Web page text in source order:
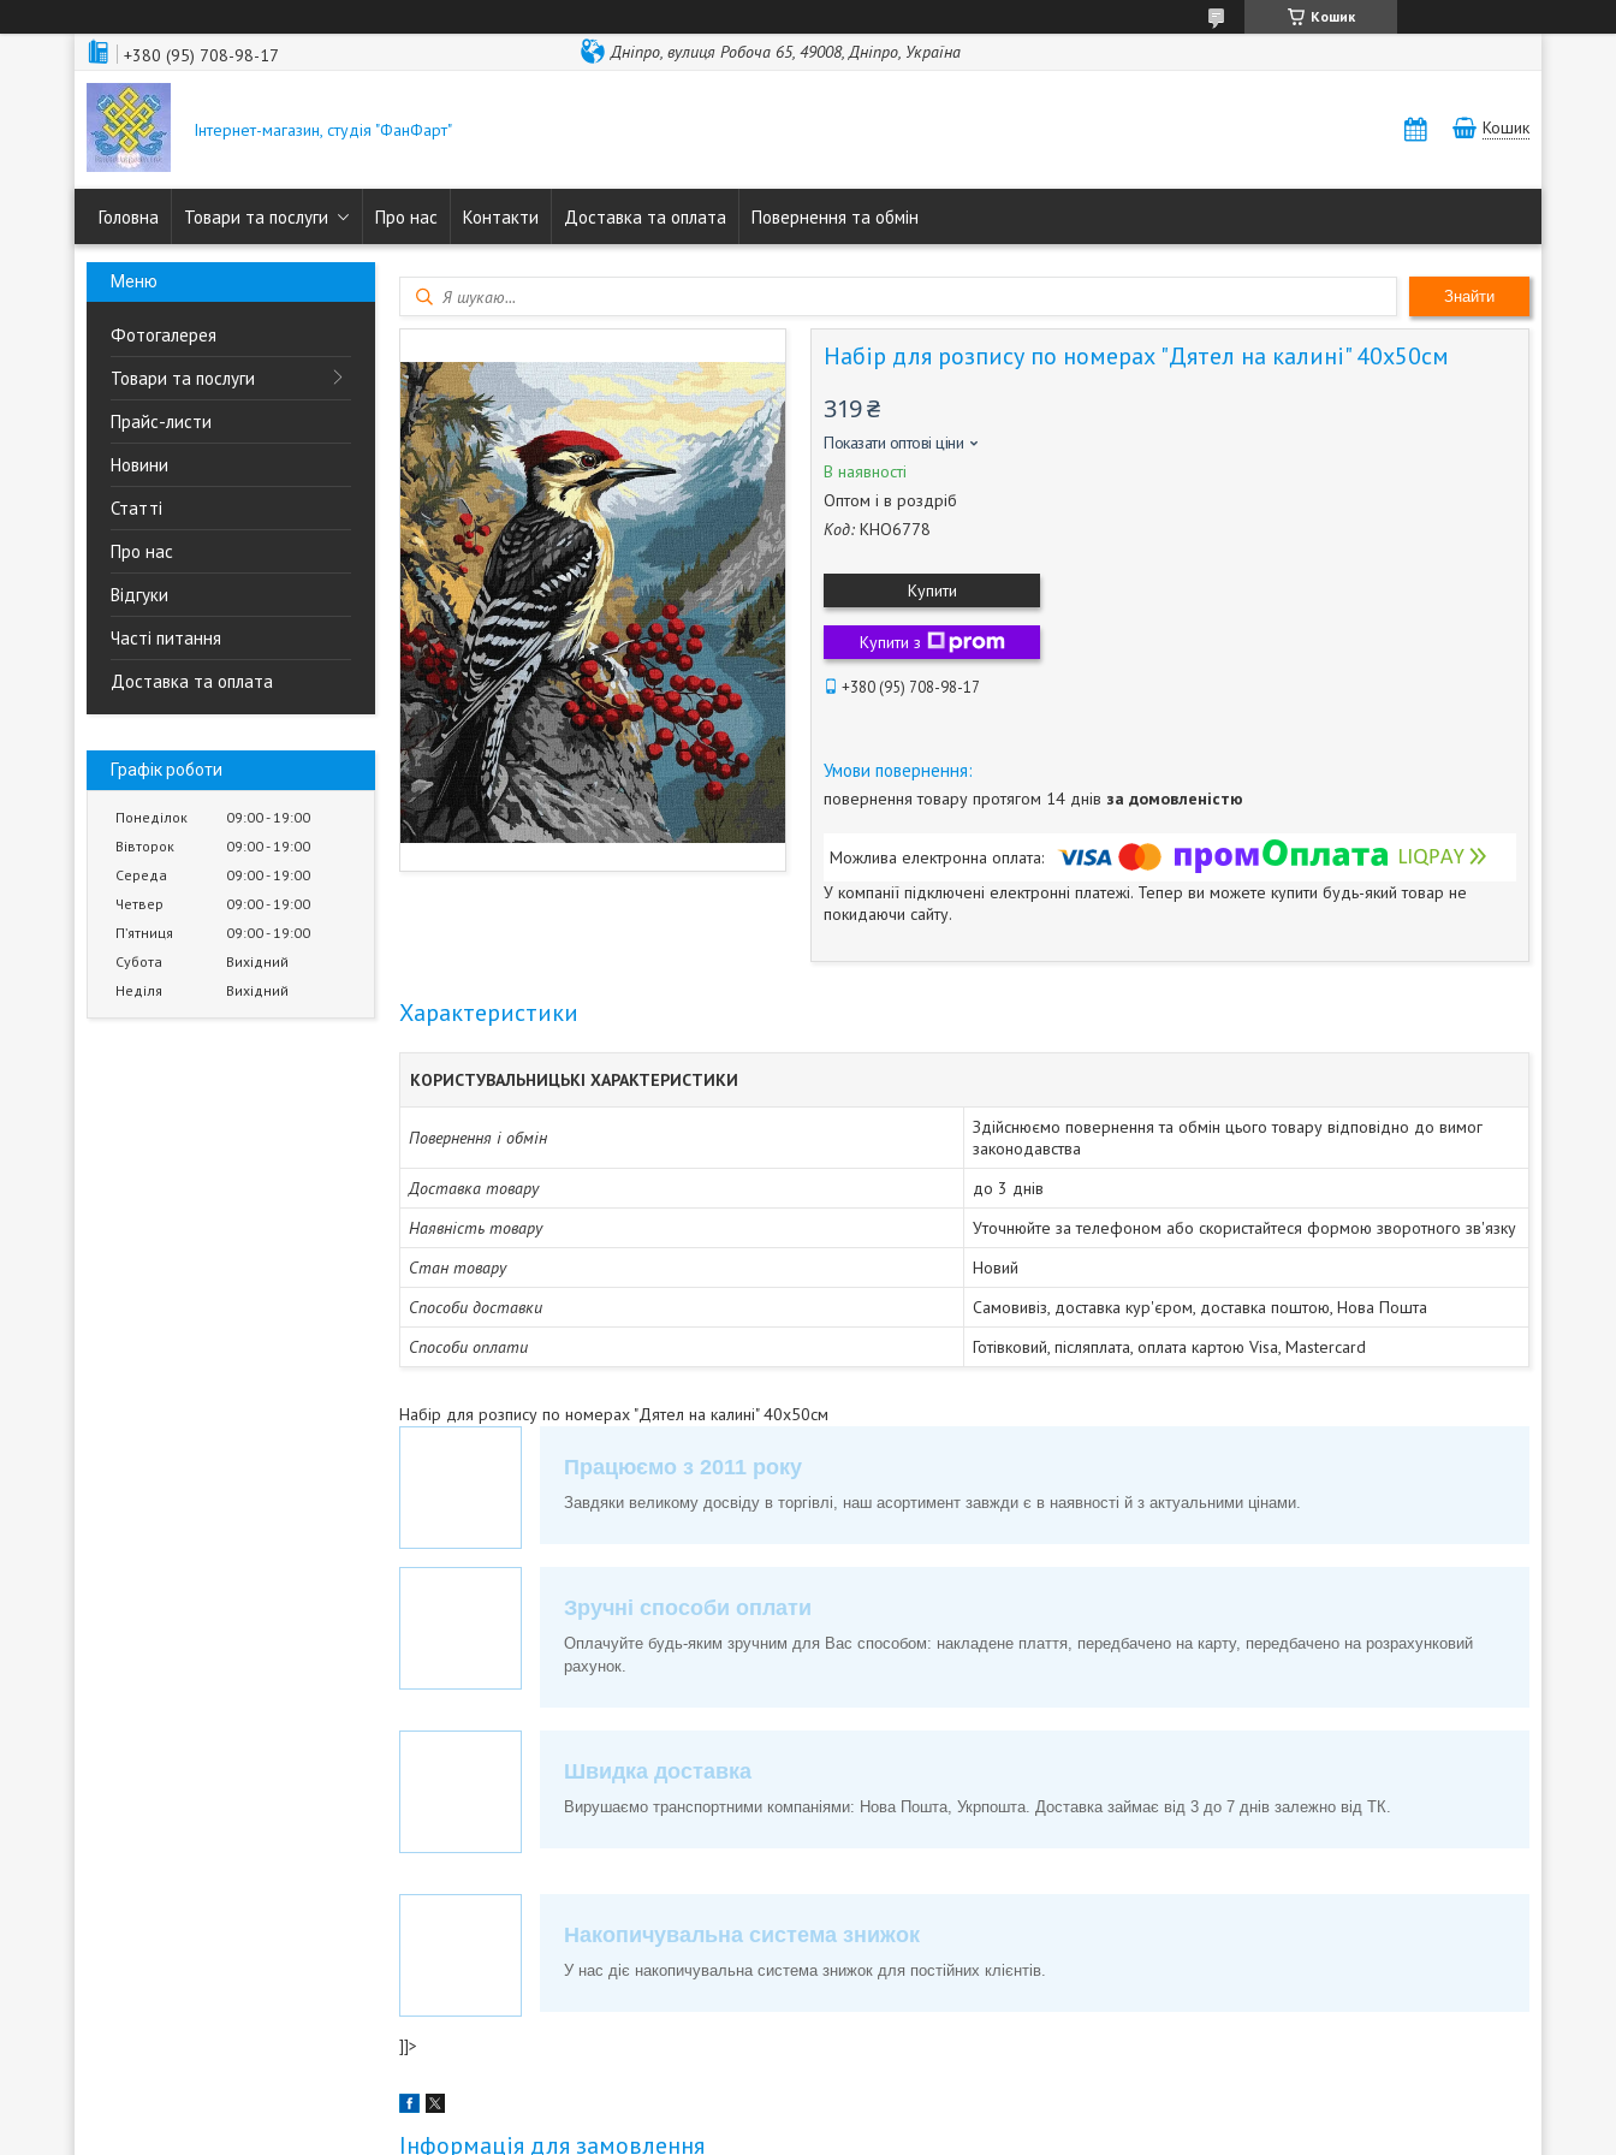
Кошик
+380 (95) 708-98-17 Дніпро, вулиця Робоча 65, 49008, Дніпро, Україна
Інтернет-магазин, студія "ФанФарт" Кошик
Головна Товари та послуги Про нас Контакти Доставка та оплата Повернення та обмін
Фотогалерея
Товари та послуги
Прайс-листи
Новини
Статті
Про нас
Відгуки
Часті питання
Доставка та оплата
Графік роботи
Понеділок 09:00 19:00
Вівторок
09:00 19:00
Середа
09:00 19:00
Четвер
09:00 19:00
Пʼятниця
09:00 19:00
Субота
Вихідний
Неділя
Вихідний
Знайти
Набір для розпису по номерах "Дятел на калині" 40х50см
319 ₴
Показати оптові ціни
В наявності
Оптом і в роздріб
Код: КНО6778
Купити
Купити з
+380 (95) 708-98-17
повернення товару протягом 14 днів за домовленістю
У компанії підключені електронні платежі. Тепер ви можете купити будь-який товар не
покидаючи сайту.
Характеристики
КОРИСТУВАЛЬНИЦЬКІ ХАРАКТЕРИСТИКИ
Повернення і обмін
Здійснюємо повернення та обмін цього товару відповідно до вимог
законодавства
Доставка товару
до 3 днів
Наявність товару
Уточнюйте за телефоном або скористайтеся формою зворотного зв'язку
Стан товару
Новий
Способи доставки
Самовивіз, доставка кур'єром, доставка поштою, Нова Пошта
Способи оплати
Готівковий, післяплата, оплата картою Visa, Mastercard
Набір для розпису по номерах "Дятел на калині" 40х50см
Працюємо з 2011 року
Завдяки великому досвіду в торгівлі, наш асортимент завжди є в наявності й з актуальними цінами.
Зручні способи оплати
Оплачуйте будь-яким зручним для Вас способом: накладене плаття, передбачено на карту, передбачено на розрахунковий
рахунок.
Швидка доставка
Вирушаємо транспортними компаніями: Нова Пошта, Укрпошта. Доставка займає від 3 до 7 днів залежно від ТК.
Накопичувальна система знижок
У нас діє накопичувальна система знижок для постійних клієнтів.
]]>
Інформація для замовлення